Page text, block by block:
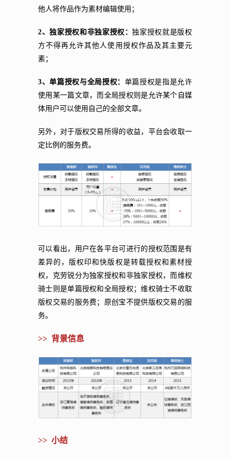
他人将作品作为素材编辑使用；
2、独家授权和非独家授权：独家授权就是版权
方不得再允许其他人使用授权作品及其主要元
素；
3、单篇授权与全局授权： 单篇授权是指是允许
使用某一篇文章，而全局授权则是允许某个自媒
体用户可以使用自己的全部文章。
另外，对于版权交易所得的收益，平台会收取一
定比例的服务费。
可以看出，用户在各平台可进行的授权范围是有
差异的，版权印和快版权是转载授权和素材授
权，克劳锐分为独家授权和非独家授权，而维权
骑士则是单篇授权和全局授权；维权骑士不收取
版权交易的服务费；原创宝不提供版权交易的服
务。
>> 背景信息
>> 小结